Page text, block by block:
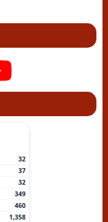
32
37
32
349
460
1,358